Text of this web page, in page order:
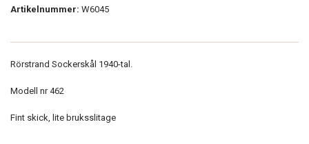
Artikelnummer: W6045
Rörstrand Sockerskål 1940-tal.
Modell nr 462
Fint skick, lite bruksslitage